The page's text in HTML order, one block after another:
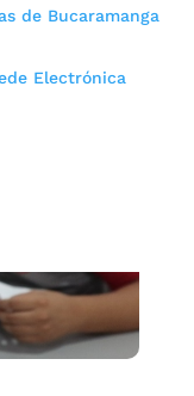
de Bucaramanga
Electrónica
Noticias
de 2024 para
y no perder la